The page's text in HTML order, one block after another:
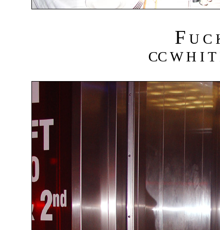
F U C
CC W H I T